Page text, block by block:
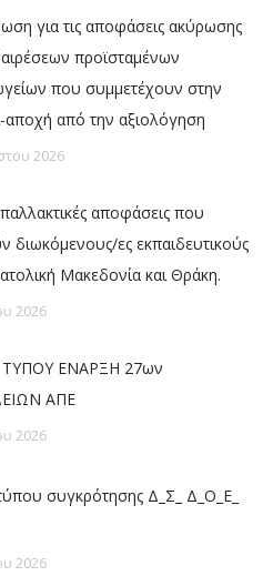
για τις αποφάσεις ακύρωσης
προϊσταμένων
που συμμετέχουν στην
αποχή από την αξιολόγηση
2026
αποφάσεις που
διωκόμενους/ες εκπαιδευτικούς
Μακεδονία και Θράκη.
2026
ΤΥΠΟΥ ΕΝΑΡΞΗ 27ων
ΑΠΕ
2026
συγκρότησης Δ_Σ_ Δ_Ο_Ε_
2026